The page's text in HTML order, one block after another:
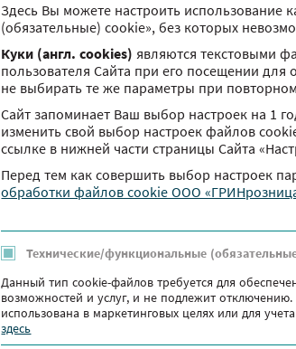
Здесь Вы можете настроить использование
(обязательные) cookie», без которых
Куки (англ. cookies) являются текстовыми
пользователя Сайта при его посещении
не выбирать те же параметры при
Сайт запоминает Ваш выбор настроек на 1
изменить свой выбор настроек файлов
ссылке в нижней части страницы Сайта
Перед тем как совершить выбор настроек
обработки файлов cookie ООО
Технические/функциональные
Данный тип cookie-файлов требуется для
возможностей и услуг, и не подлежит
использована в маркетинговых целях или для
здесь